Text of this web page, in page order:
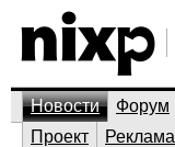
Новости Форум
Проект
Реклама